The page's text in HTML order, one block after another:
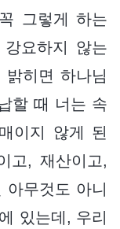
그렇게 하는
요하지 않는
히면 하나님
할 때 너는 속
이지 않게 된
고, 재산이고,
무것도 아니
있는데, 우리